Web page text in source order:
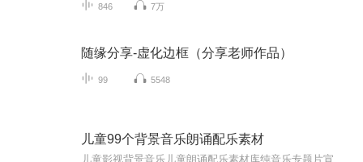
846 7万
随缘分享-虚化边框（分享老师作品）
99 5548
儿童99个背景音乐朗诵配乐素材